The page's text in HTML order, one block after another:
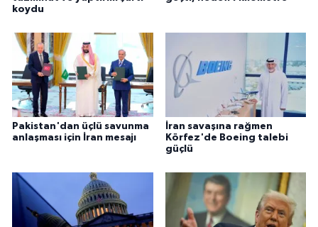
koydu
Pakistan'dan üçlü savunma
anlaşması için İran mesajı
İran savaşına rağmen
Körfez'de Boeing talebi
güçlü